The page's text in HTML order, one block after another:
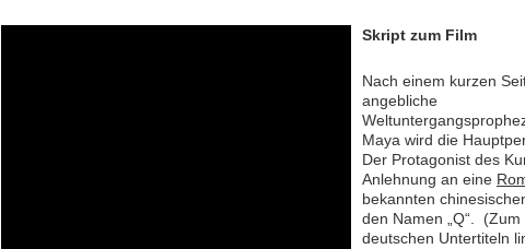
Skript zum Film
Nach einem kurzen
angebliche
Maya wird die
Der Protagonist des
Anlehnung an eine
bekannten
den Namen „Q“. (Zum
deutschen Untertiteln